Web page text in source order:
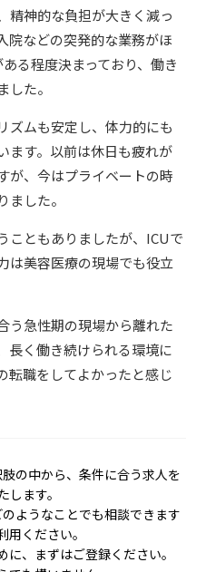
精神的な負担が大きく減っ
院などの突発的な業務がほ
る程度決まっており、働き
た。
ズムも安定し、体力的にも
ます。以前は休日も疲れが
が、今はプライベートの時
した。
こともありましたが、ICUで
は美容医療の現場でも役立
う急性期の現場から離れた
長く働き続けられる環境に
転職をしてよかったと感じ
の中から、 条件に合う求人を
します。
ようなことでも相談できます
用ください。
、 まずはご登録ください。